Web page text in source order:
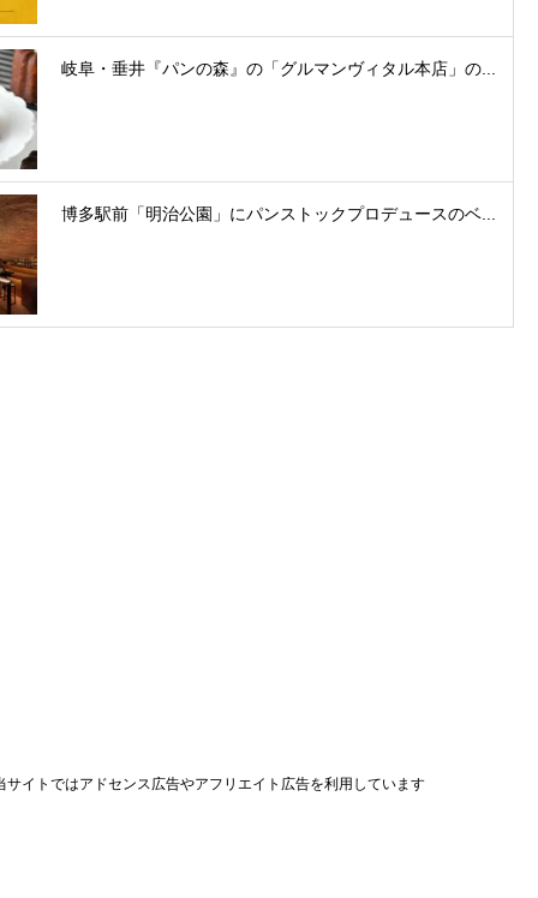
岐阜・垂井『パンの森』の「グルマンヴィタル本店」の...
博多駅前「明治公園」にパンストックプロデュースのベ...
サイトではアドセンス広告やアフリエイト広告を利用しています